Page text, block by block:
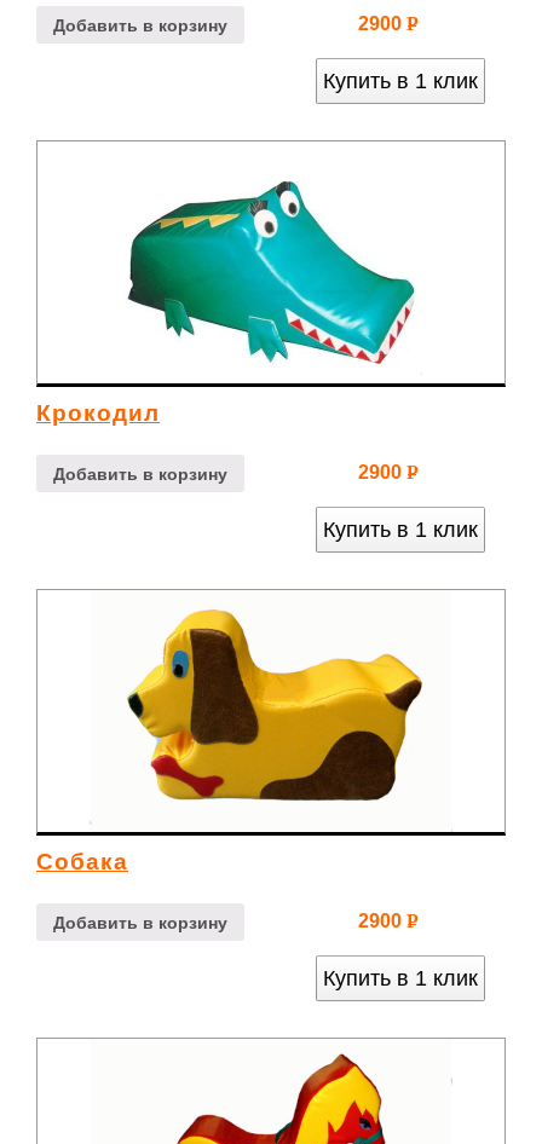
Добавить в корзину 2900 Р
Купить в 1 клик
Крокодил
Добавить в корзину 2900 Р
Купить в 1 клик
Собака
Добавить в корзину 2900 Р
Купить в 1 клик